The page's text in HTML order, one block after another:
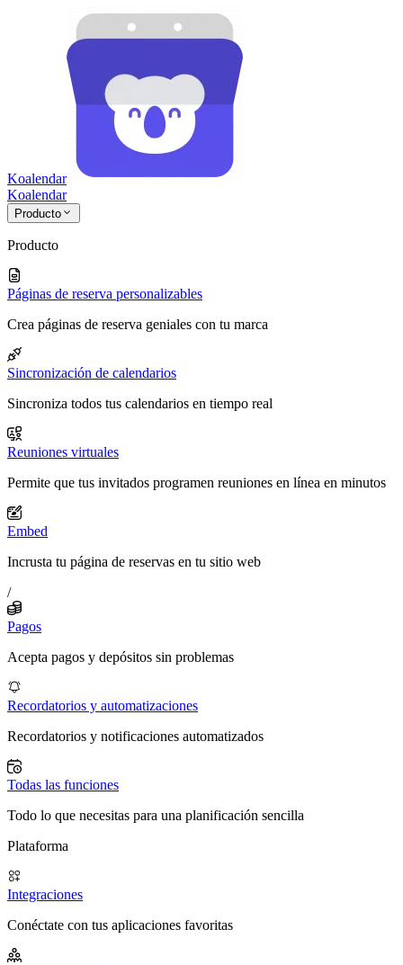
Koalendar
Koalendar
Producto
Producto
Páginas de reserva personalizables
Crea páginas de reserva geniales con tu marca
Sincronización de calendarios
Sincroniza todos tus calendarios en tiempo real
Reuniones virtuales
Permite que tus invitados programen reuniones en línea en minutos
Embed
Incrusta tu página de reservas en tu sitio web
/
Pagos
Acepta pagos y depósitos sin problemas
Recordatorios y automatizaciones
Recordatorios y notificaciones automatizados
Todas las funciones
Todo lo que necesitas para una planificación sencilla
Plataforma
Integraciones
Conéctate con tus aplicaciones favoritas